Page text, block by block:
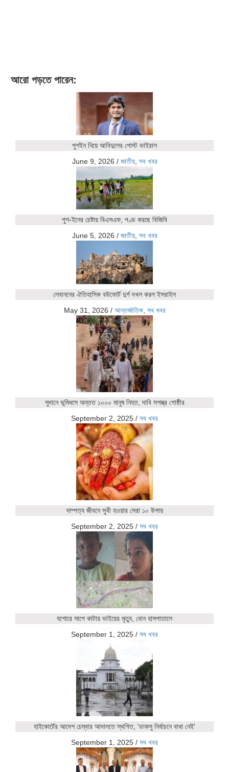
আরো পড়তে পারেন:
পুশইন নিয়ে আবিদুলের পোস্ট ভাইরাল
June 9, 2026 / জাতীয়, সব খবর
পুশ-ইনের চেষ্টায় বিএসএফ, পণ্ড করছে বিজিবি
June 5, 2026 / জাতীয়, সব খবর
লেবাননের ঐতিহাসিক বউফোর্ট দুর্গ দখল করল ইসরাইল
May 31, 2026 / আন্তর্জাতিক, সব খবর
সুদানে ভূমিধসে অন্তত ১০০০ মানুষ নিহত, দাবি সশস্ত্র গোষ্ঠীর
September 2, 2025 / সব খবর
দাম্পত্য জীবনে সুখী হওয়ার সেরা ১০ উপায়
September 2, 2025 / সব খবর
যশোরে সাপে কাটায় ভাইয়ের মৃত্যু, বোন হাসপাতালে
September 1, 2025 / সব খবর
হাইকোর্টের আদেশ চেম্বার আদালতে স্থগিত, 'ডাকসু নির্বাচনে বাধা নেই'
September 1, 2025 / সব খবর